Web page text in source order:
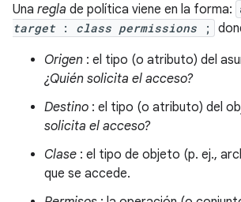
Una regla de política viene en la forma:
target : class permissions ;
Origen : el tipo (o atributo) del
¿Quién solicita el acceso?
Destino : el tipo (o atributo) del
solicita el acceso?
Clase : el tipo de objeto (p. ej.,
que se accede.